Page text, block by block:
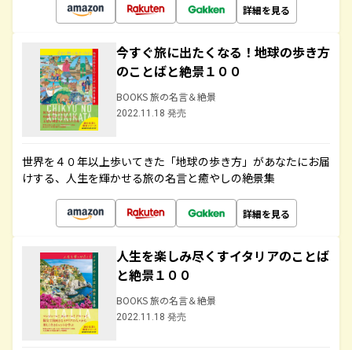
詳細を見る
今すぐ旅に出たくなる！地球の歩き方
のことばと絶景１００
BOOKS 旅の名言＆絶景
2022.11.18 発売
世界を４０年以上歩いてきた「地球の歩き方」があなたにお届
けする、人生を輝かせる旅の名言と癒やしの絶景集
詳細を見る
人生を楽しみ尽くすイタリアのことば
と絶景１００
BOOKS 旅の名言＆絶景
2022.11.18 発売